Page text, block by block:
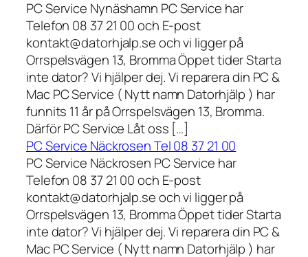
PC Service Nynäshamn PC Service har
Telefon 08 37 21 00 och E-post
kontakt@datorhjalp.se och vi ligger på
Orrspelsvägen 13, Bromma Öppet tider Starta
inte dator? Vi hjälper dej. Vi reparera din PC &
Mac PC Service ( Nytt namn Datorhjälp ) har
funnits 11 år på Orrspelsvägen 13, Bromma.
Därför PC Service Låt oss […]
PC Service Näckrosen Tel 08 37 21 00
PC Service Näckrosen PC Service har
Telefon 08 37 21 00 och E-post
kontakt@datorhjalp.se och vi ligger på
Orrspelsvägen 13, Bromma Öppet tider Starta
inte dator? Vi hjälper dej. Vi reparera din PC &
Mac PC Service ( Nytt namn Datorhjälp ) har